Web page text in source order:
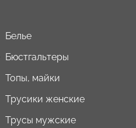
Белье
Бюстгальтеры
Топы, майки
Трусики женские
Трусы мужские